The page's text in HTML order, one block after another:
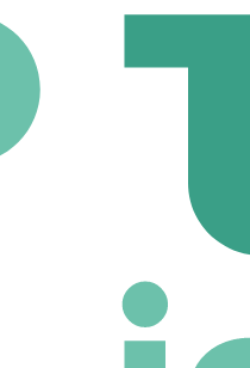
2 Employees